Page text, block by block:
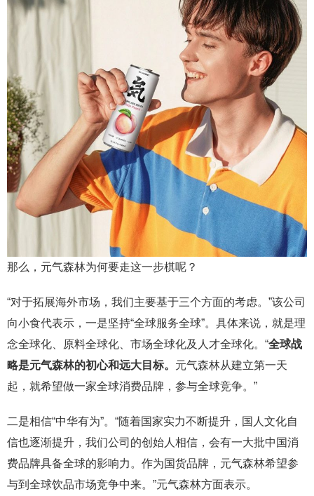
那么，元气森林为何要走这一步棋呢？
“对于拓展海外市场，我们主要基于三个方面的考虑。”该公司
向小食代表示，一是坚持“全球服务全球”。具体来说，就是理
念全球化、原料全球化、市场全球化及人才全球化。“全球战
略是元气森林的初心和远大目标。 元气森林从建立第一天
起，就希望做一家全球消费品牌，参与全球竞争。”
二是相信“中华有为”。“随着国家实力不断提升，国人文化自
信也逐渐提升，我们公司的创始人相信，会有一大批中国消
费品牌具备全球的影响力。作为国货品牌，元气森林希望参
与到全球饮品市场竞争中来。”元气森林方面表示。